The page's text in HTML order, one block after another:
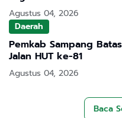
Agustus 04, 2026
Daerah
Pemkab Sampang
Jalan HUT ke-81
Agustus 04, 2026
Baca